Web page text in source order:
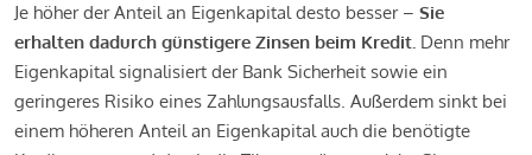
Je höher der Anteil an Eigenkapital desto besser – Sie
erhalten dadurch günstigere Zinsen beim Kredit. Denn mehr
Eigenkapital signalisiert der Bank Sicherheit sowie ein
geringeres Risiko eines Zahlungsausfalls. Außerdem sinkt bei
einem höheren Anteil an Eigenkapital auch die benötigte